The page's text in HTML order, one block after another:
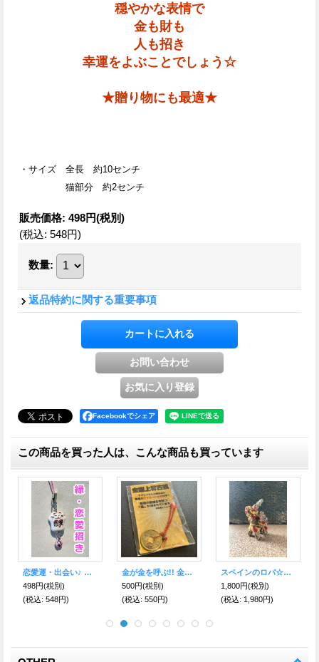
穏やかな表情で
金も財も
人も招き
幸運をよぶことでしょう☆
★贈り物にも最適★
・サイズ 全長 約10センチ
猫部分 約2センチ
販売価格: 498円(税別)
(税込: 548円)
数量:
返品特約に関する重要事項
Facebookでシェア
この商品を買った人は、こんな商品も買っています
1,200円
(税込:1,320円)
4,000円
(税込:4,400円)
798円(税別)
(税込:878円)